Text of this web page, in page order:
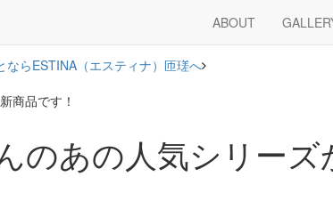
ABOUT
らESTINA（エスティナ）匝瑳へ
商品です！
のあの人気シリーズ